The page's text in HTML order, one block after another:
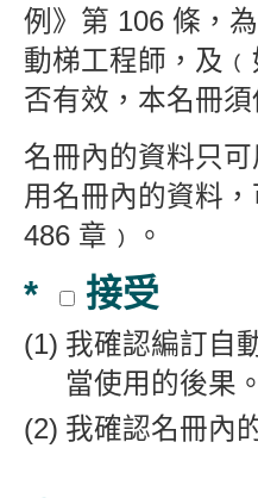
例》第 106 條，
動梯工程師，及
否有效，本名冊
名冊內的資料只
用名冊內的資料
486 章﹚。
* 接受
我確認編訂自
當使用的後果。
我確認名冊內